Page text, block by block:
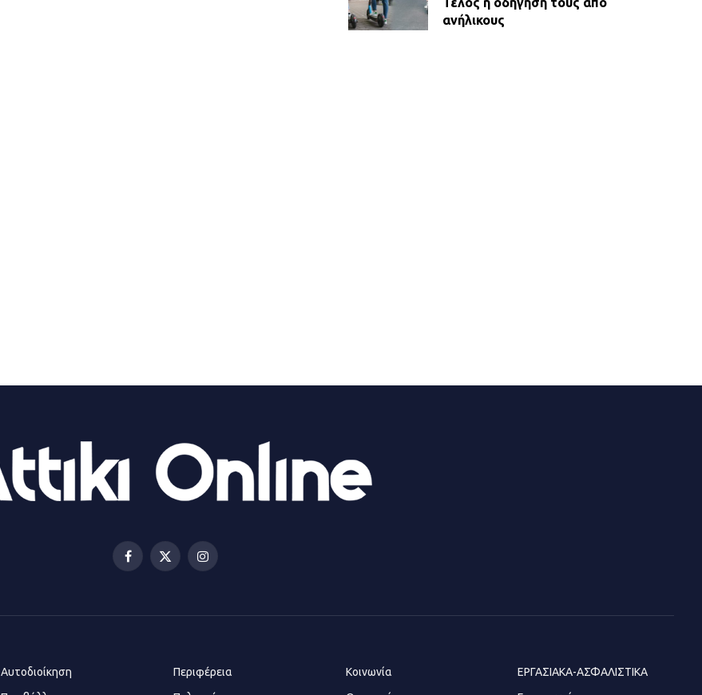
ανήλικους
Άργος: Στη φυλακή οι δύο
με αναπηρία
Facebook
X
Instagram
Αυτοδιοίκηση
Περιφέρεια
Κοινωνία
ΕΡΓΑΣΙΑΚΑ-ΑΣΦΑΛΙΣΤΙΚΑ